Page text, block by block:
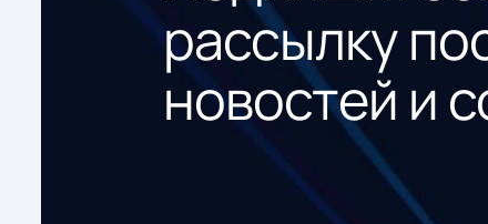
рассылку
новостей и